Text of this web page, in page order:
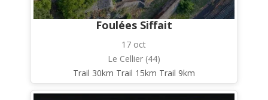
Foulées Siffait
17 oct
Le Cellier (44)
Trail 30km Trail 15km Trail 9km